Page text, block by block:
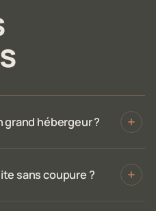
hébergeur ?
sans coupure ?